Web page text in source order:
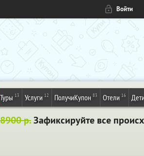
Войти
Туры 13 Услуги 12 ПолучиКупон 83 Отели 16 Дети
8900 р.Зафиксируйте все